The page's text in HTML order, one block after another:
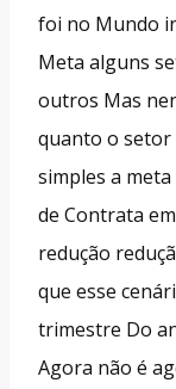
foi no Mundo
Meta alguns
outros Mas
quanto o setor
simples a
de Contrata
redução
que esse
trimestre Do
Agora não é